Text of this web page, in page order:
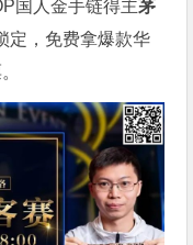
国人金手链得主茅
定，免费拿爆款华